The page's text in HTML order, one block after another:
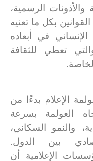
والأذونات الرسمية،
بكل ما تعنيه
في أبعاده
تعطي للثقافة
الإعلام بدءًا من
العولمة بسرعة
والنمو السكاني،
بين الدول.
الإعلامية أن